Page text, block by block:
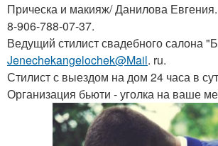
Прическа и макияж/ Данилова Евгения.
8-906-788-07-37.
Ведущий стилист свадебного салона
Jenechekangelochek@Mail. ru.
Стилист с выездом на дом 24 часа в
Организация бьюти - уголка на ваше